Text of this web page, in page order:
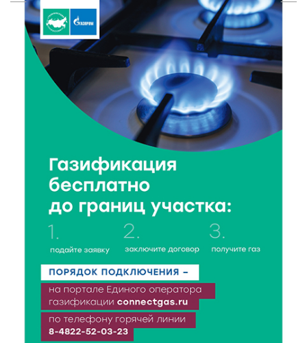
От хип-хопа до латины: как провести вечер 6
августа с пользой и драйвом
6 Авг 2026 08:40 151
Переменная облачность и кратковременный
дождь: что ждёт жителей Тверской области
В Твери открываются две масштабные выставки
известных художников
5 Авг 2026 23:02 404
В парке Твери прошла познавательная акция от
Госавтоинспекции
5 Авг 2026 22:02 388
Названы самые грамотные профессии по итогам
«Тотального диктанта»